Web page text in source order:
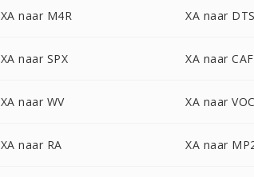
XA naar M4R XA naar
XA naar SPX XA naar CAF
XA naar WV XA naar
XA naar RA XA naar